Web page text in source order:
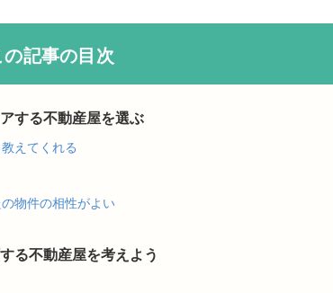
の記事の目次
する不動産屋を選ぶ
えてくれる
物件の相性がよい
る不動産屋を考えよう